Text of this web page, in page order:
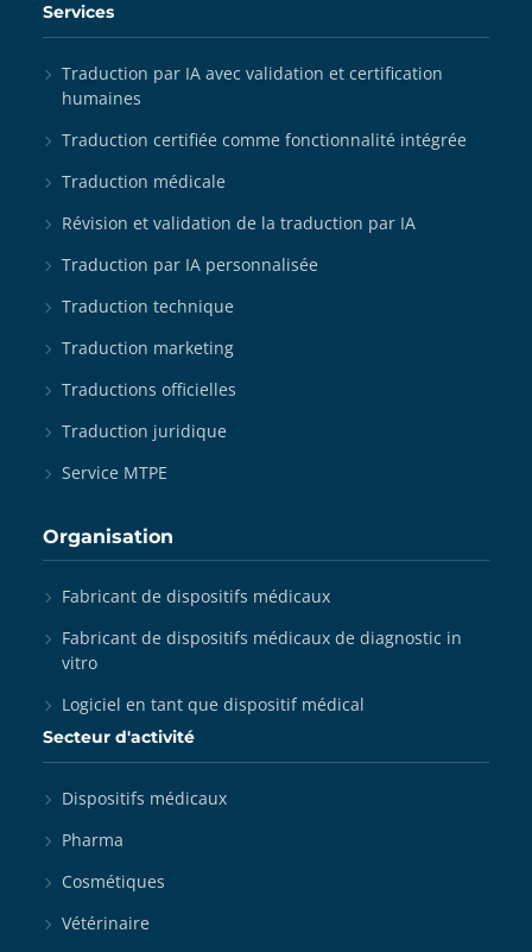
Services
Traduction par IA avec validation et certification
humaines
Traduction certifiée comme fonctionnalité intégrée
Traduction médicale
Révision et validation de la traduction par IA
Traduction par IA personnalisée
Traduction technique
Traduction marketing
Traductions officielles
Traduction juridique
Service MTPE
Organisation
Fabricant de dispositifs médicaux
Fabricant de dispositifs médicaux de diagnostic in
vitro
Logiciel en tant que dispositif médical
Secteur d'activité
Dispositifs médicaux
Pharma
Cosmétiques
Vétérinaire